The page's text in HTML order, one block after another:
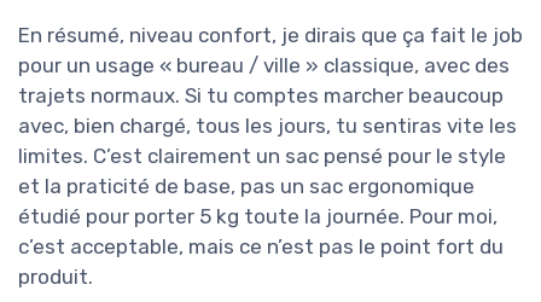
En résumé, niveau confort, je dirais que ça fait le job
pour un usage « bureau / ville » classique, avec des
trajets normaux. Si tu comptes marcher beaucoup
avec, bien chargé, tous les jours, tu sentiras vite les
limites. C’est clairement un sac pensé pour le style
et la praticité de base, pas un sac ergonomique
étudié pour porter 5 kg toute la journée. Pour moi,
c’est acceptable, mais ce n’est pas le point fort du
produit.